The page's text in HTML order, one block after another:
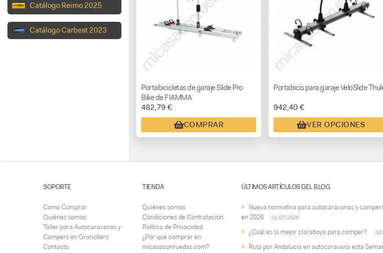
Catálogo Reimo 2025
Catálogo Carbest 2023
Portabicicletas de garaje Slide Pro
Bike de FIAMMA
482,79 €
COMPRAR
Portabicis para garaje VeloSlide
942,40 €
VER OPCIONES
SOPORTE
Como Comprar
Quiénes somos
Taller para Autocaravanas y
Campers en Granollers
Contacto
TIENDA
Quiénes somos
Condiciones de Contratación
Política de Privacidad
¿Por qué comprar en
micasaconruedas.com?
ÚLTIMOS ARTÍCULOS DEL BLOG
Nueva normativa para autocaravanas y
en 2026
01/07/2026
¿Cuál es la mejor claraboya para camper?
Ruta por Andalucía en autocaravana esta